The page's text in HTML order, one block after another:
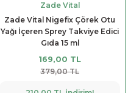
Zade Vital
Zade Vital Nigefix Çörek Otu
Yağı İçeren Sprey Takviye Edici
Gıda 15 ml
169,00 TL
379,00 TL